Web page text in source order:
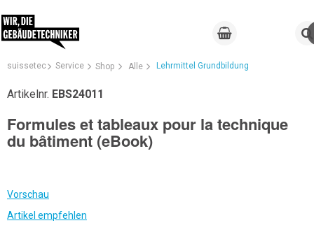
suissetec Service Shop Alle Lehrmittel Grundbildung
Artikelnr. EBS24011
Formules et tableaux pour la technique
du bâtiment (eBook)
Vorschau
Artikel empfehlen